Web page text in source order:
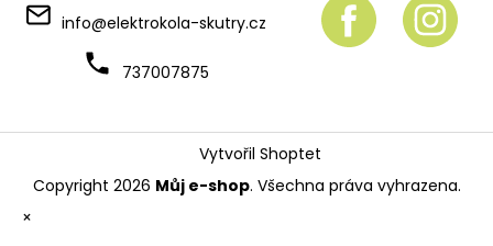
info@elektrokola-skutry.cz
737007875
Vytvořil Shoptet
Copyright 2026 Můj e-shop. Všechna práva vyhrazena.
×